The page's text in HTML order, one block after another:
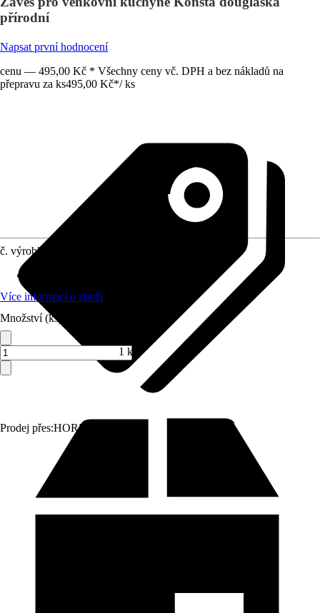
přírodní
Napsat první hodnocení
cenu — 495,00 Kč * Všechny ceny vč. DPH a bez nákladů na
přepravu za ks495,00 Kč*/ ks
Prodej přes:HORNBACH
č. výrobku
Více informací o zboží
Množství (ks)
1 ks